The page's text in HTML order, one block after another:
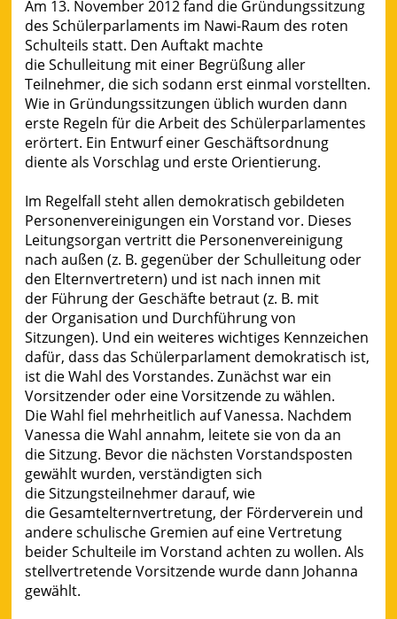
Am 13. November 2012 fand die Gründungssitzung
des Schülerparlaments im Nawi-Raum des roten
Schulteils statt. Den Auftakt machte
die Schulleitung mit einer Begrüßung aller
Teilnehmer, die sich sodann erst einmal vorstellten.
Wie in Gründungssitzungen üblich wurden dann
erste Regeln für die Arbeit des Schülerparlamentes
erörtert. Ein Entwurf einer Geschäftsordnung
diente als Vorschlag und erste Orientierung.
Im Regelfall steht allen demokratisch gebildeten
Personenvereinigungen ein Vorstand vor. Dieses
Leitungsorgan vertritt die Personenvereinigung
nach außen (z. B. gegenüber der Schulleitung oder
den Elternvertretern) und ist nach innen mit
der Führung der Geschäfte betraut (z. B. mit
der Organisation und Durchführung von
Sitzungen). Und ein weiteres wichtiges Kennzeichen
dafür, dass das Schülerparlament demokratisch ist,
ist die Wahl des Vorstandes. Zunächst war ein
Vorsitzender oder eine Vorsitzende zu wählen.
Die Wahl fiel mehrheitlich auf Vanessa. Nachdem
Vanessa die Wahl annahm, leitete sie von da an
die Sitzung. Bevor die nächsten Vorstandsposten
gewählt wurden, verständigten sich
die Sitzungsteilnehmer darauf, wie
die Gesamtelternvertretung, der Förderverein und
andere schulische Gremien auf eine Vertretung
beider Schulteile im Vorstand achten zu wollen. Als
stellvertretende Vorsitzende wurde dann Johanna
gewählt.